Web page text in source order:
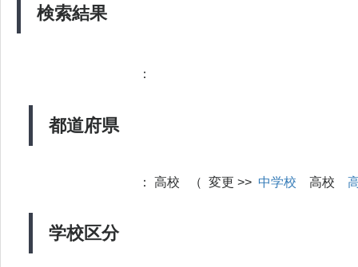
検索結果
都道府県
：
学校区分
： 高校 （ 変更 >> 中学校 高校